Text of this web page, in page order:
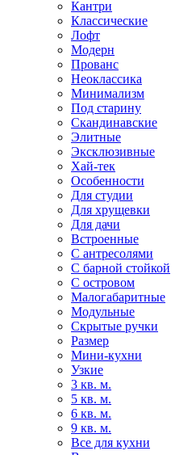
Кантри
Классические
Лофт
Модерн
Прованс
Неоклассика
Минимализм
Под старину
Скандинавские
Элитные
Эксклюзивные
Хай-тек
Особенности
Для студии
Для хрущевки
Для дачи
Встроенные
С антресолями
С барной стойкой
С островом
Малогабаритные
Модульные
Скрытые ручки
Размер
Мини-кухни
Узкие
3 кв. м.
5 кв. м.
6 кв. м.
9 кв. м.
Все для кухни